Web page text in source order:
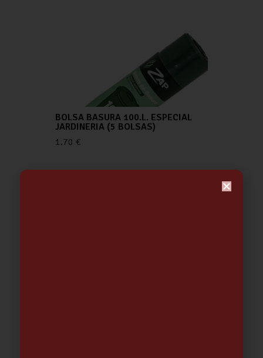
BOLSA BASURA 100.L. ESPECIAL
JARDINERIA (5 BOLSAS)
1.70 €